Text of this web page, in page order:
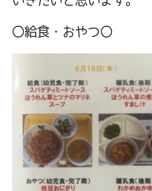
〇給食・おやつ〇